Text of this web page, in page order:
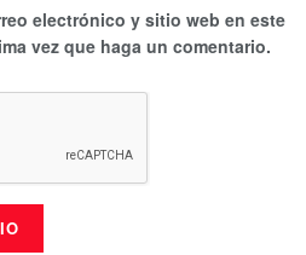
electrónico y sitio web en este
vez que haga un comentario.